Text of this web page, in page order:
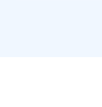
【夕食】会席料理【